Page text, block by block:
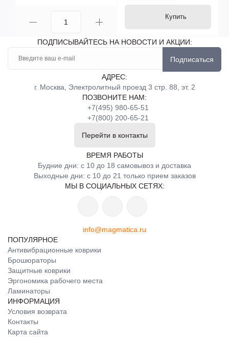
Купить
ПОДПИСЫВАЙТЕСЬ НА НОВОСТИ И АКЦИИ:
Подписаться
АДРЕС:
г. Москва, Электролитный проезд 3 стр. 88, эт. 2
ПОЗВОНИТЕ НАМ:
+7(495) 980-65-51
+7(800) 200-65-21
Перейти в контакты
ВРЕМЯ РАБОТЫ
Будние дни: с 10 до 18 самовывоз и доставка
Выходные дни: с 10 до 21 только прием заказов
МЫ В СОЦИАЛЬНЫХ СЕТЯХ:
info@magmatica.ru
ПОПУЛЯРНОЕ
Антивибрационные коврики
Брошюраторы
Защитные коврики
Эргономика рабочего места
Ламинаторы
ИНФОРМАЦИЯ
Условия возврата
Контакты
Карта сайта